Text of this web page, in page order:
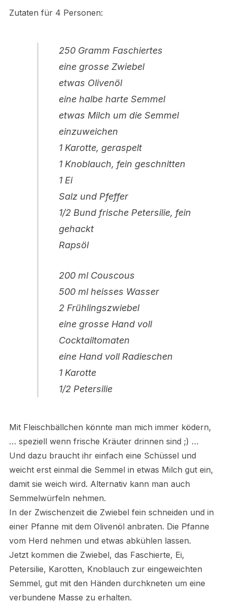
Zutaten für 4 Personen:
250 Gramm Faschiertes
eine grosse Zwiebel
etwas Olivenöl
eine halbe harte Semmel
etwas Milch um die Semmel
einzuweichen
1 Karotte, geraspelt
1 Knoblauch, fein geschnitten
1 Ei
Salz und Pfeffer
1/2 Bund frische Petersilie, fein
gehackt
Rapsöl
200 ml Couscous
500 ml heisses Wasser
2 Frühlingszwiebel
eine grosse Hand voll
Cocktailtomaten
eine Hand voll Radieschen
1 Karotte
1/2 Petersilie
Mit Fleischbällchen könnte man mich immer ködern,
… speziell wenn frische Kräuter drinnen sind ;) …
Und dazu braucht ihr einfach eine Schüssel und
weicht erst einmal die Semmel in etwas Milch gut ein,
damit sie weich wird. Alternativ kann man auch
Semmelwürfeln nehmen.
In der Zwischenzeit die Zwiebel fein schneiden und in
einer Pfanne mit dem Olivenöl anbraten. Die Pfanne
vom Herd nehmen und etwas abkühlen lassen.
Jetzt kommen die Zwiebel, das Faschierte, Ei,
Petersilie, Karotten, Knoblauch zur eingeweichten
Semmel, gut mit den Händen durchkneten um eine
verbundene Masse zu erhalten.